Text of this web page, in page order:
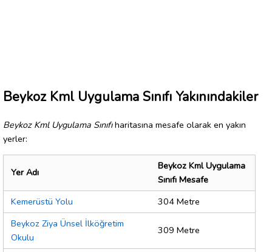
Beykoz Kml Uygulama Sınıfı Yakınındakiler
Beykoz Kml Uygulama Sınıfıharitasına mesafe olarak en yakın
yerler:
Yer Adı
Beykoz Kml Uygulama
Sınıfı Mesafe
Kemerüstü Yolu
304 Metre
Beykoz Ziya Ünsel İlköğretim
Okulu
309 Metre